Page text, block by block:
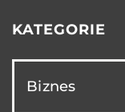
KATEGORIE
Biznes